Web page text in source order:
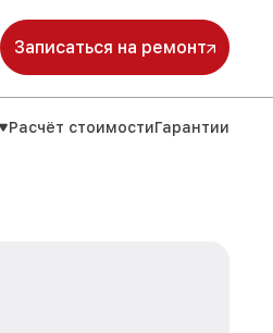
Записаться на ремонт
Расчёт стоимостиГарантии